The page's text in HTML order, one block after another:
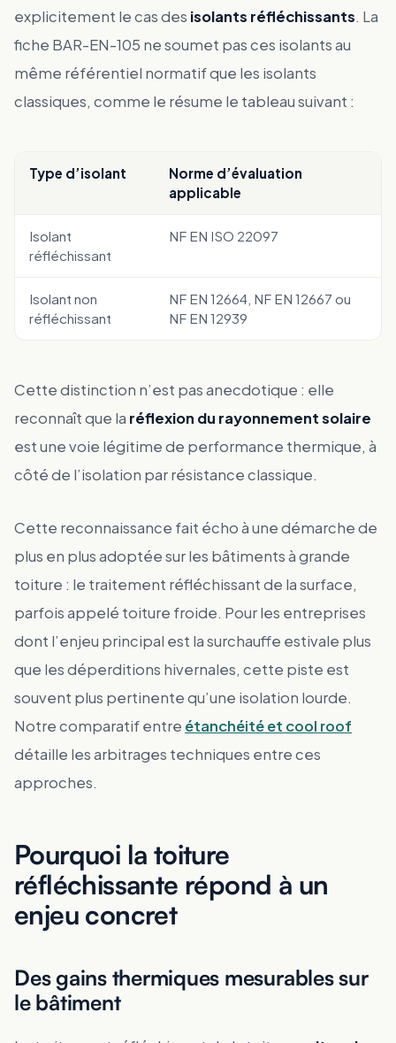
explicitement le cas des isolants réfléchissants. La
fiche BAR-EN-105 ne soumet pas ces isolants au
même référentiel normatif que les isolants
classiques, comme le résume le tableau suivant :
Type d’isolant
Norme d’évaluation
applicable
Isolant
réfléchissant
NF EN ISO 22097
Isolant non
réfléchissant
NF EN 12664, NF EN 12667 ou
NF EN 12939
Cette distinction n’est pas anecdotique : elle
reconnaît que la réflexion du rayonnement solaire
est une voie légitime de performance thermique, à
côté de l’isolation par résistance classique.
Cette reconnaissance fait écho à une démarche de
plus en plus adoptée sur les bâtiments à grande
toiture : le traitement réfléchissant de la surface,
parfois appelé toiture froide. Pour les entreprises
dont l’enjeu principal est la surchauffe estivale plus
que les déperditions hivernales, cette piste est
souvent plus pertinente qu’une isolation lourde.
Notre comparatif entre étanchéité et cool roof
détaille les arbitrages techniques entre ces
approches.
Pourquoi la toiture
réfléchissante répond à un
enjeu concret
Des gains thermiques mesurables sur
le bâtiment